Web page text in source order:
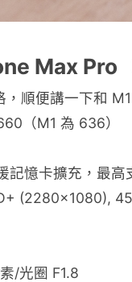
Max Pro
順便講一下和 M1
（M1 為 636）
記憶卡擴充，最高
(2280x1080),
/光圈 F1.8